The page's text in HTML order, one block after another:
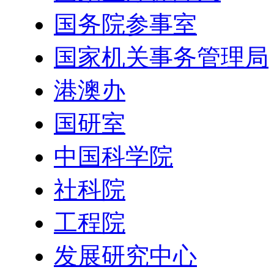
国务院参事室
国家机关事务管理局
港澳办
国研室
中国科学院
社科院
工程院
发展研究中心